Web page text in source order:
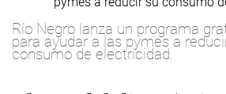
Río Negro lanza un programa
para ayudar a las pymes a
consumo de electricidad.